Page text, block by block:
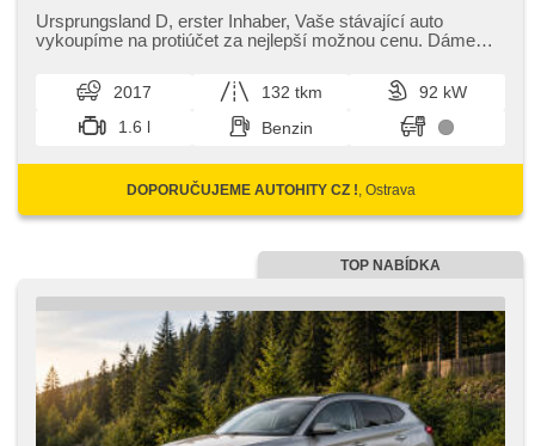
Lenkrad, Lenkrad einstellbar, Klimaablage, zadní loketní
opěrka, höheneinstellbare Fahrersitz, höheneinstellbare
Leuchten, Nebelscheinwerfer, Alufelgen, El. Spiegel,
beheizte Spiegel, Lichtsensor, El. Vorderscheiben, El.
Seitenscheiben, Getönte Scheiben,
Beifahrerairbagdeaktivierung, Zentralverriegelung mit
Servolenkung, Elektronisches Stabilitätsprogramm (ESP),
Antriebsschlupfregelung (ASR), automatisch im Berg
Ursprungsland D,​ erster Inhaber,​ Vaše stávající auto
vykoupíme na protiúčet za nejlepší možnou cenu. Dáme
2017 132 tkm
92 kW
1.6 l
Benzin
DOPORUČUJEME AUTOHITY CZ ! , Ostrava
TOP NABÍDKA